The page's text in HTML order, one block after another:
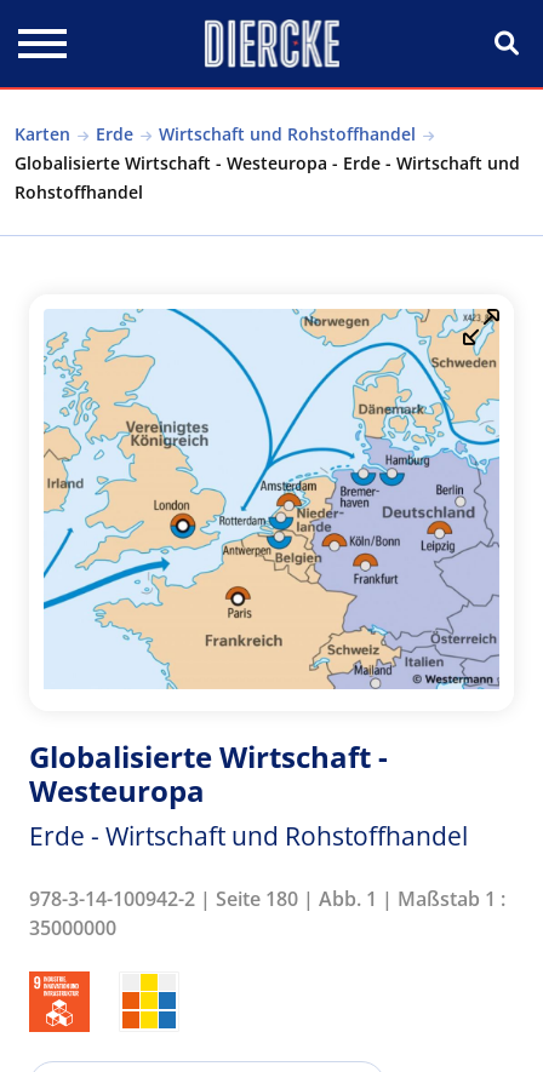
Karten Erde
Wirtschaft und Rohstoffhandel
Globalisierte Wirtschaft - Westeuropa - Erde - Wirtschaft und
Rohstoffhandel
Globalisierte Wirtschaft -
Westeuropa
Erde - Wirtschaft und Rohstoffhandel
978-3-14-100942-2 | Seite 180 | Abb. 1 | Maßstab 1 :
35000000